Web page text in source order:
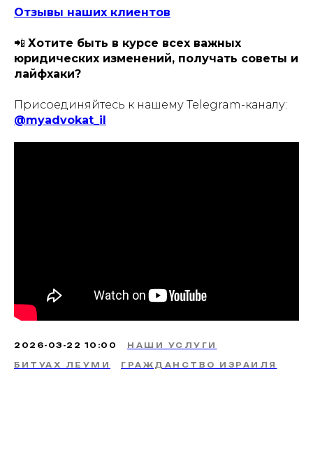
Отзывы наших клиентов
📲 Хотите быть в курсе всех важных
юридических изменений, получать советы и
лайфхаки?
Присоединяйтесь к нашему Telegram-каналу:
@myadvokat_il
2026-03-22 10:00 НАШИ УСЛУГИ
БИТУАХ ЛЕУМИ ГРАЖДАНСТВО ИЗРАИЛЯ